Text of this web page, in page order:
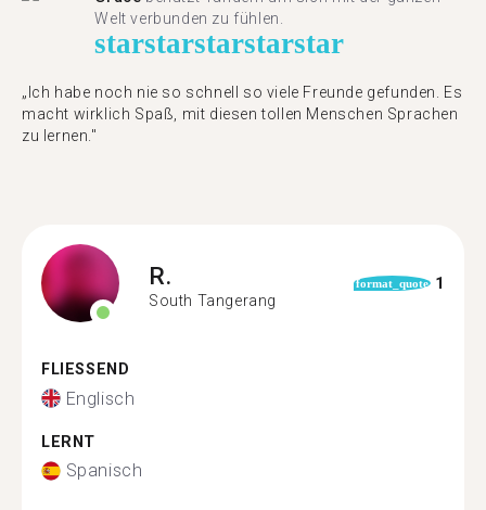
Welt verbunden zu fühlen.
starstarstarstarstar
„Ich habe noch nie so schnell so viele Freunde gefunden. Es
macht wirklich Spaß, mit diesen tollen Menschen Sprachen
zu lernen."
R.
South Tangerang
format_quote 1
FLIESSEND
Englisch
LERNT
Spanisch